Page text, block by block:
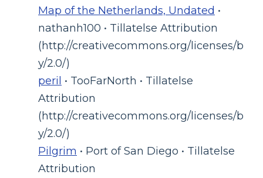
Map of the Netherlands, Undated •
nathanh100 • Tillatelse Attribution
(http://creativecommons.org/licenses/b
y/2.0/)
peril • TooFarNorth • Tillatelse
Attribution
(http://creativecommons.org/licenses/b
y/2.0/)
Pilgrim • Port of San Diego • Tillatelse
Attribution